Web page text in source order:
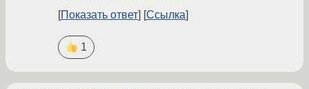
Показать ответ Ссылка
1